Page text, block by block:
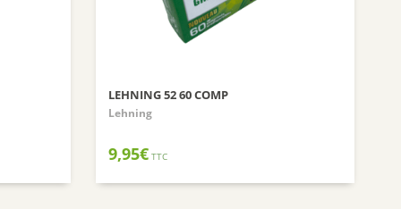
Dr.Hauschka
LEHNING 52 60 COMP
Lehning
9,95€ TTC